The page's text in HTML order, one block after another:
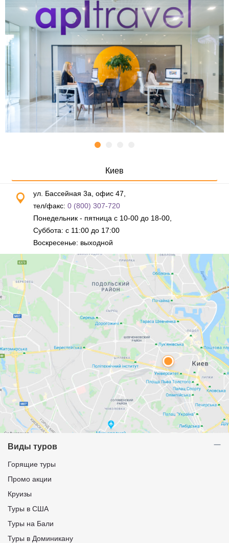
Киев
ул. Бассейная 3а, офис 47,
тел/факс: 0 (800) 307-720
Понедельник - пятница с 10-00 до 18-00,
Суббота: с 11:00 до 17:00
Воскресенье: выходной
Виды туров
Горящие туры
Промо акции
Круизы
Туры в США
Туры на Бали
Туры в Доминикану